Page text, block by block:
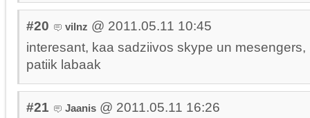
#20 vilnz @ 2011.05.11 10:45
interesant, kaa sadziivos skype un
patiik labaak
#21 Jaanis @ 2011.05.11 16:26